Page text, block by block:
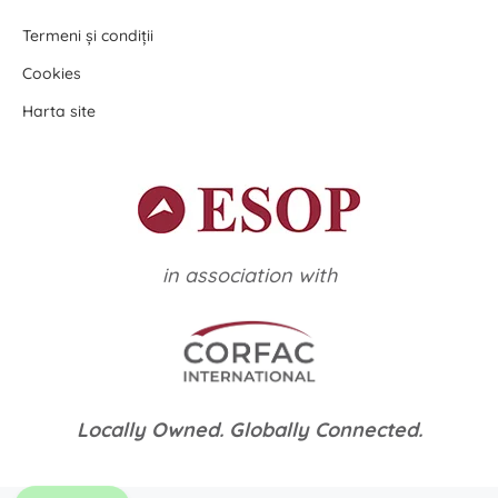
Termeni și condiții
Cookies
Harta site
in association with
Locally Owned. Globally Connected.